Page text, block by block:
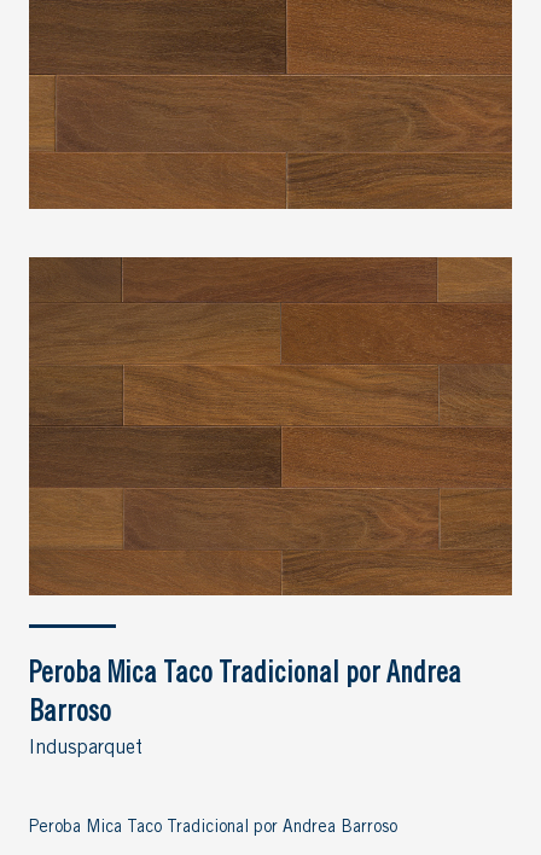
Peroba Mica Taco Tradicional por Andrea
Barroso
Indusparquet
Peroba Mica Taco Tradicional por Andrea Barroso